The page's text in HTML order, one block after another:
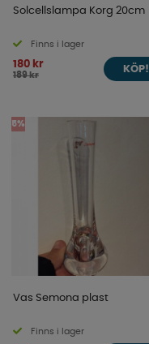
Solcellslampa Korg 20cm
Finns i lager
180 kr
189 kr
KÖP!
5%
Vas Semona plast
Finns i lager